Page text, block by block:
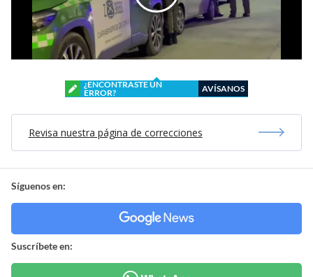
¿ENCONTRASTE UN
ERROR?
AVÍSANOS
Revisa nuestra página de correcciones
Síguenos en:
Suscríbete en: